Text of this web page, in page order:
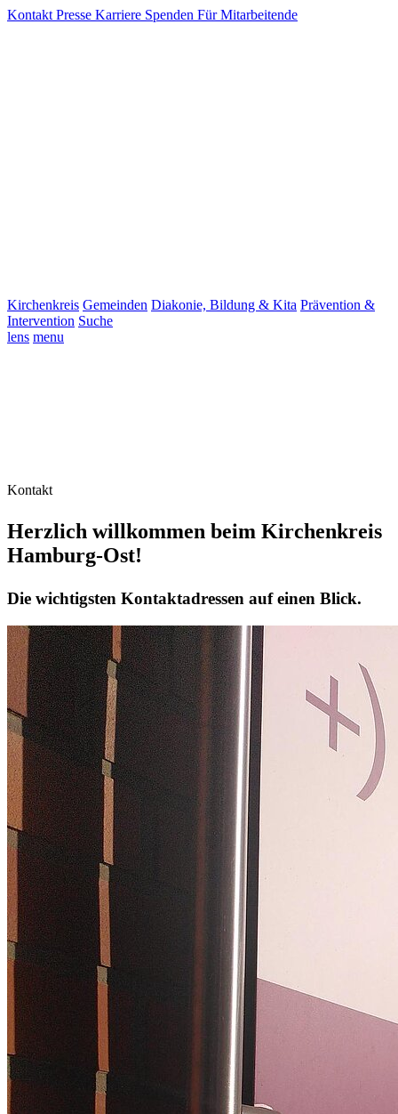
Kontakt Presse Karriere Spenden Für Mitarbeitende
Kirchenkreis Gemeinden Diakonie, Bildung & Kita Prävention &
Intervention Suche
lens menu
Kontakt
Herzlich willkommen beim Kirchenkreis
Hamburg-Ost!
Die wichtigsten Kontaktadressen auf einen Blick.